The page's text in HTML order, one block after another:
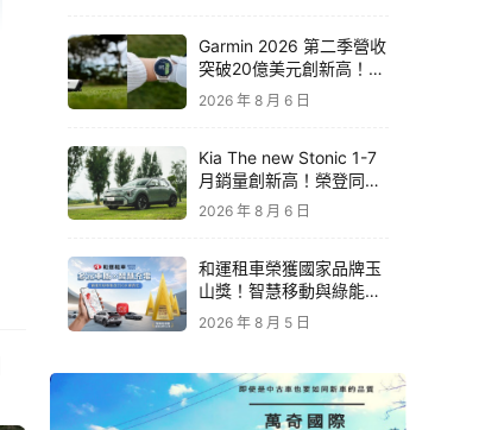
Garmin 2026 第二季營收
突破20億美元創新高！收
購 TrainingPeaks、
TrainHeroic 擴展智慧訓
2026 年 8 月 6 日
Kia The new Stonic 1-7
月銷量創新高！榮登同級
進口車銷售亞軍｜79.9萬
2026 年 8 月 6 日
和運租車榮獲國家品牌玉
山獎！智慧移動與綠能創
新 打造低碳永續新價值
2026 年 8 月 5 日